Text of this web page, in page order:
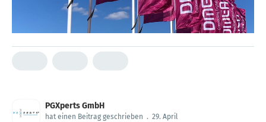
PGXperts GmbH
hat einen Beitrag geschrieben . 29. April